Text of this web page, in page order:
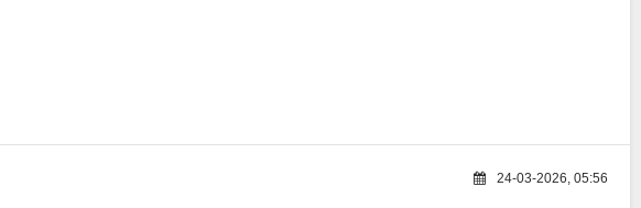
24-03-2026, 05:56